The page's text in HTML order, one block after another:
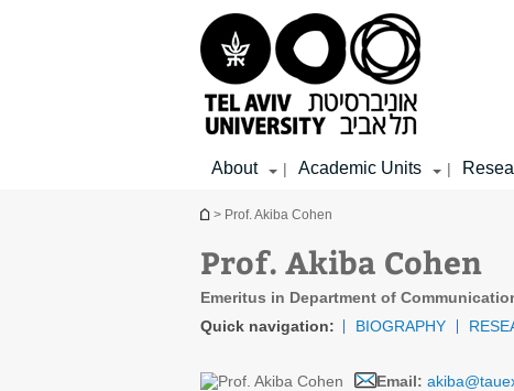
About | Academic Units |
You are here
> Prof. Akiba Cohen
Prof. Akiba Cohen
Emeritus in Department of
Quick navigation:
BIOGRAPHY
Email: